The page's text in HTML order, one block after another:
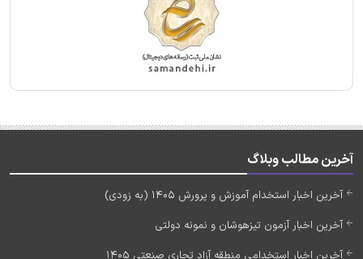
آخرین مطالب وبلاگ
آخرین اخبار استخدام آموزش و پرورش 1405 (به زودی)
آخرین اخبار آزمون تیزهوشان و نمونه دولتی